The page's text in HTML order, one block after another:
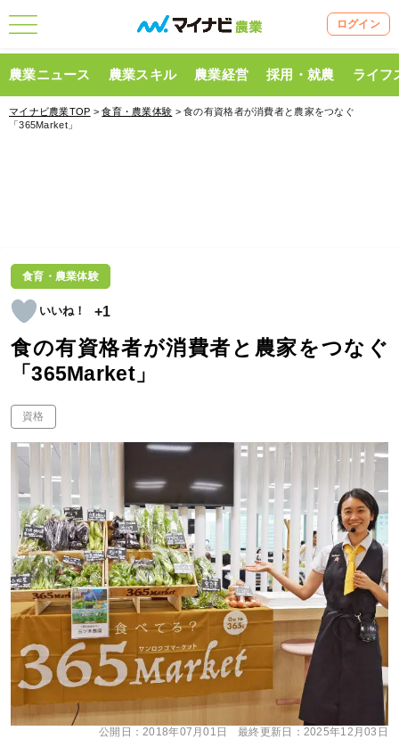
ログイン
農業ニュース 農業スキル 農業経営 採用・就農 ライフ
マイナビ農業TOP >食育・農業体験 > 食の有資格者が消費者と農家をつなぐ
「365Market」
食育・農業体験
+1
食の有資格者が消費者と農家をつなぐ
「365Market」
資格
公開日：2018年07月01日 最終更新日： 2025年12月03日